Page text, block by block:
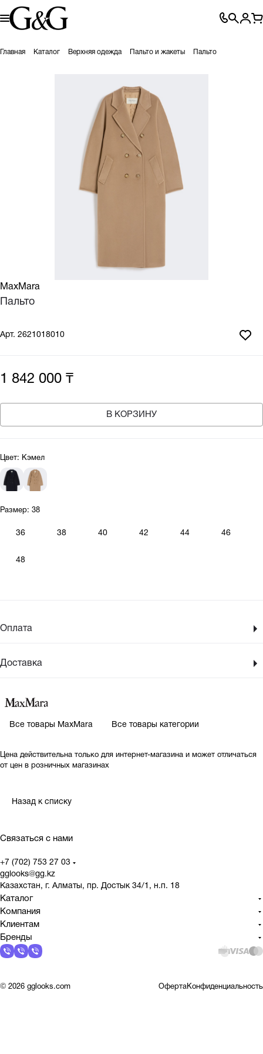
Главная Каталог Верхняя одежда Пальто и жакеты Пальто
MaxMara
Пальто
Арт. 2621018010
1 842 000 ₸
В КОРЗИНУ
Цвет: Кэмел
Размер: 38
36 38 40 42 44 46
48
Оплата
Доставка
Все товары MaxMara Все товары категории
Цена действительна только для интернет-магазина и может отличаться
от цен в розничных магазинах
Назад к списку
Связаться с нами
+7 (702) 753 27 03
gglooks@gg.kz
Казахстан, г. Алматы, пр. Достык 34/1, н.п. 18
Каталог
Компания
Клиентам
Бренды
© 2026 gglooks.com ОфертаКонфиденциальность